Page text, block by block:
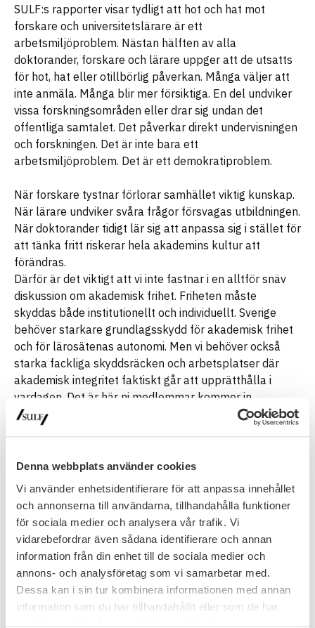
Denna webbplats använder cookies
Vi använder enhetsidentifierare för att anpassa innehållet
och annonserna till användarna, tillhandahålla funktioner
för sociala medier och analysera vår trafik. Vi
vidarebefordrar även sådana identifierare och annan
information från din enhet till de sociala medier och
annons- och analysföretag som vi samarbetar med.
Dessa kan i sin tur kombinera informationen med annan
information som du har tillhandahållit eller som de har
SULF:s rapporter visar tydligt att hot och hat mot
forskare och universitetslärare är ett
arbetsmiljöproblem. Nästan hälften av alla
doktorander, forskare och lärare uppger att de utsatts
för hot, hat eller otillbörlig påverkan. Många väljer att
inte anmäla. Många blir mer försiktiga. En del undviker
vissa forskningsområden eller drar sig undan det
offentliga samtalet. Det påverkar direkt undervisningen
och forskningen. Det är inte bara ett
arbetsmiljöproblem. Det är ett demokratiproblem.
När forskare tystnar förlorar samhället viktig kunskap.
När lärare undviker svåra frågor försvagas utbildningen.
När doktorander tidigt lär sig att anpassa sig i stället för
att tänka fritt riskerar hela akademins kultur att
förändras.
Därför är det viktigt att vi inte fastnar i en alltför snäv
diskussion om akademisk frihet. Friheten måste
skyddas både institutionellt och individuellt. Sverige
behöver starkare grundlagsskydd för akademisk frihet
och för lärosätenas autonomi. Men vi behöver också
starka fackliga skyddsräcken och arbetsplatser där
akademisk integritet faktiskt går att upprätthålla i
vardagen. Det är här ni medlemmar kommer in.
Akademisk frihet försvaras inte bara genom utredningar
och lagstiftning. Den försvaras varje dag av forskare,
integritet trots press och osäkerhet. Av lokala fackliga
företrädare som står upp för kollegialitet och rimliga
villkor. Av medlemmar som säger ifrån när
tystnadskultur eller politisk klåfingrighet breder ut sig.
Friheten behöver institutioner som skyddar den. Men
den behöver också människor som använder den.
Det är därför SULF fortsätter driva frågan om
akademisk frihet inför valet 2026. Inte för att friheten